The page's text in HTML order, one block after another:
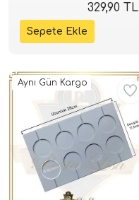
329,90 TL
Aynı Gün Kargo